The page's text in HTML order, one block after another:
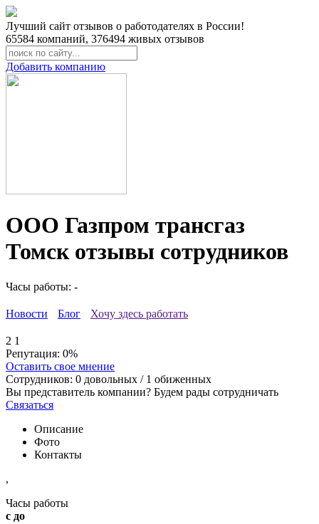
Лучший сайт отзывов о работодателях в России!
65584 компаний, 376494 живых отзывов
Добавить компанию
ООО Газпром трансгаз
Томск отзывы сотрудников
Часы работы: -
Новости Блог Хочу здесь работать
2 1
Репутация: 0%
Оставить свое мнение
Сотрудников: 0 довольных / 1 обиженных
Вы представитель компании? Будем рады сотрудничать
Связаться
Описание
Фото
Контакты
,
Часы работы
с до